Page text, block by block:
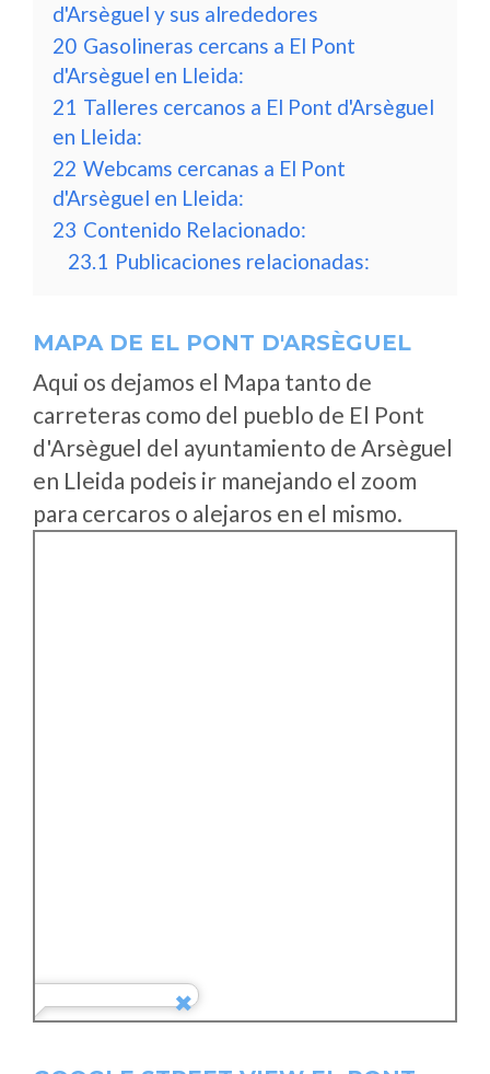
d'Arsèguel y sus alrededores
20 Gasolineras cercans a El Pont
d'Arsèguel en Lleida:
21 Talleres cercanos a El Pont d'Arsèguel
en Lleida:
22 Webcams cercanas a El Pont
d'Arsèguel en Lleida:
23 Contenido Relacionado:
23.1 Publicaciones relacionadas:
MAPA DE EL PONT D'ARSÈGUEL
Aqui os dejamos el Mapa tanto de
carreteras como del pueblo de El Pont
d'Arsèguel del ayuntamiento de Arsèguel
en Lleida podeis ir manejando el zoom
para cercaros o alejaros en el mismo.